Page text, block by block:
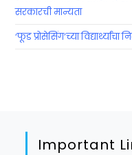
सरकारची मान्यता
‘फूड प्रोसेसिंग’च्या विद्यार्थ्यांचा
Important